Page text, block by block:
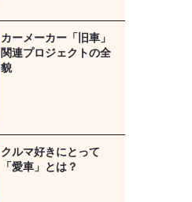
カーメーカー「旧車」
関連プロジェクトの全
貌
クルマ好きにとって
「愛車」とは？